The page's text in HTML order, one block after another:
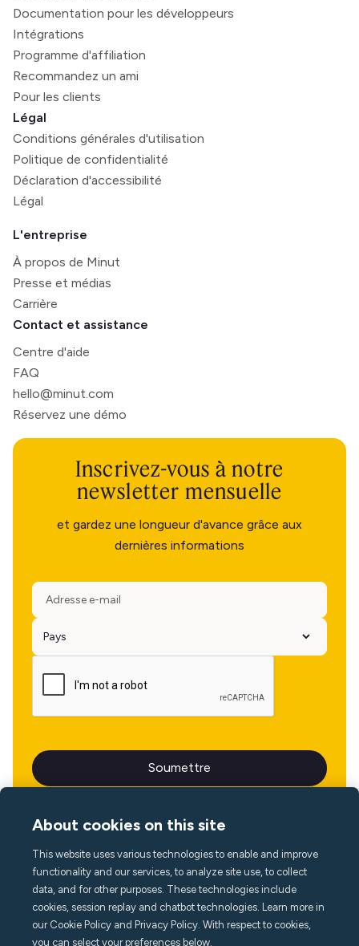
Documentation pour les développeurs
Intégrations
Programme d'affiliation
Recommandez un ami
Pour les clients
Légal
Conditions générales d'utilisation
Politique de confidentialité
Déclaration d'accessibilité
Légal
L'entreprise
À propos de Minut
Presse et médias
Carrière
Contact et assistance
Centre d'aide
FAQ
hello@minut.com
Réservez une démo
Inscrivez-vous à notre
newsletter mensuelle
et gardez une longueur d'avance grâce aux
dernières informations
Langue
About cookies on this site
This website uses various technologies to enable and improve
functionality and our services, to analyze site use, to collect
data, and for other purposes. These technologies include
cookies, session replay and chatbot technologies. Learn more in
our Cookie Policy and Privacy Policy. With respect to cookies,
you can select your preferences below.